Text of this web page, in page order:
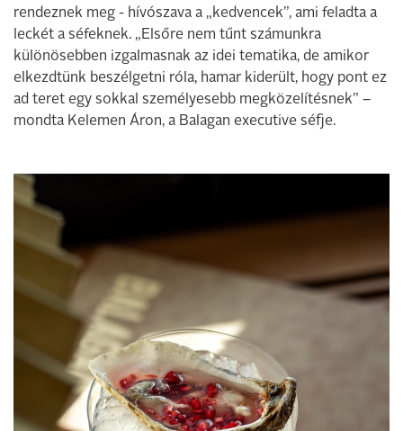
rendeznek meg - hívószava a „kedvencek”, ami feladta a
leckét a séfeknek. „Elsőre nem tűnt számunkra
különösebben izgalmasnak az idei tematika, de amikor
elkezdtünk beszélgetni róla, hamar kiderült, hogy pont ez
ad teret egy sokkal személyesebb megközelítésnek” –
mondta Kelemen Áron, a Balagan executive séfje.